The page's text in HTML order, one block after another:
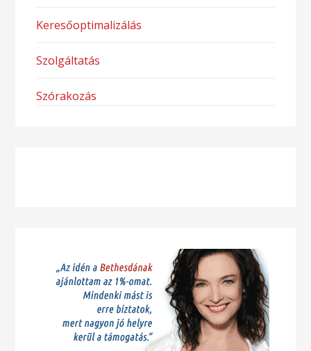
Keresőoptimalizálás
Szolgáltatás
Szórakozás